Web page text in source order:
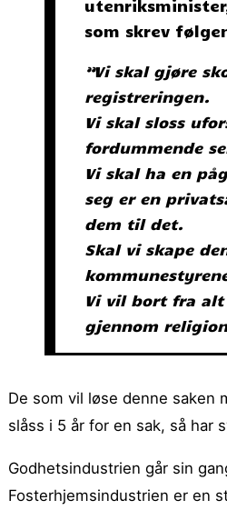
som skrev
”Vi skal gjøre
registreringen.
Vi skal sloss
fordummende
Vi skal ha en
seg er en
dem til det.
Skal vi skape
Vi vil bort fra alt
gjennom
De som vil løse denne saken
slåss i 5 år for en sak, så
Godhetsindustrien går sin
Fosterhjemsindustrien er en